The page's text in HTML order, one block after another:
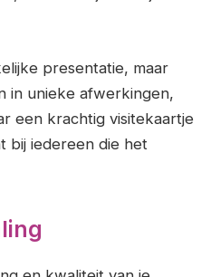
presentatie, maar
in unieke afwerkingen,
een krachtig visitekaartje
bij iedereen die het